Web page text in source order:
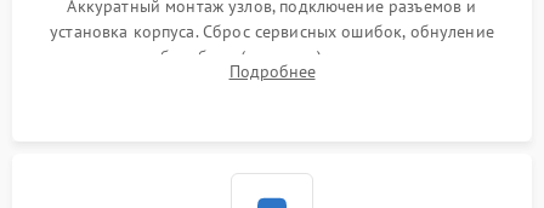
Аккуратный монтаж узлов, подключение разъемов и
установка корпуса. Сброс сервисных ошибок, обнуление
счетчиков абсорбера (памперса) или узла переноса,
обновление прошивки и программная калибровка аппарата.
Подробнее